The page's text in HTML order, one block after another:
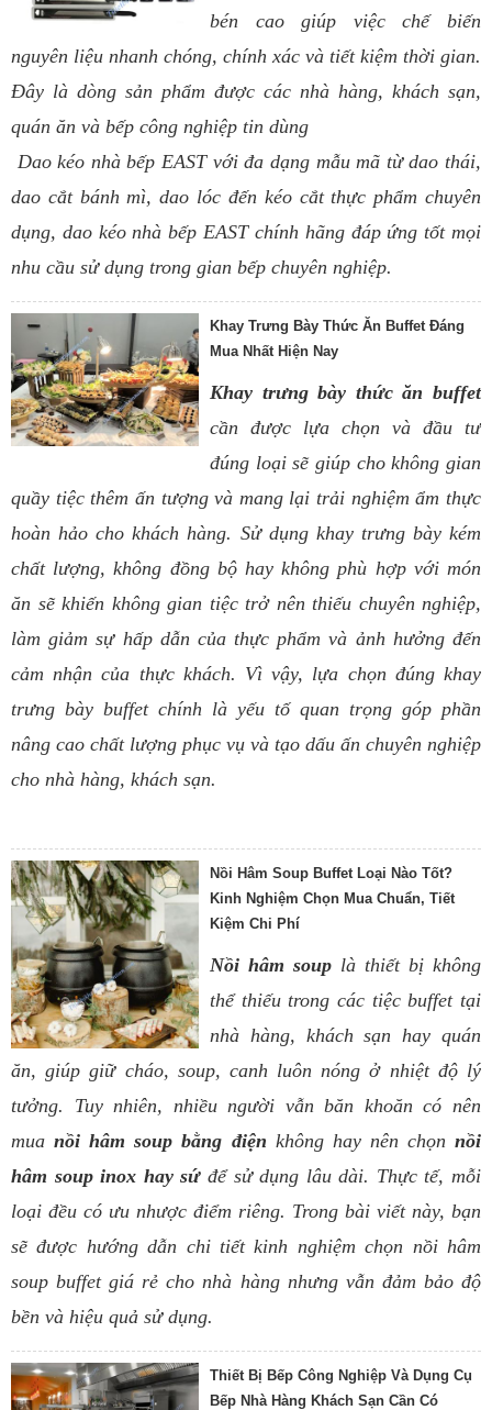
bén cao giúp việc chế biến
nguyên liệu nhanh chóng, chính xác và tiết kiệm thời gian.
Đây là dòng sản phẩm được các nhà hàng, khách sạn,
quán ăn và bếp công nghiệp tin dùng
Dao kéo nhà bếp EAST với đa dạng mẫu mã từ dao thái,
dao cắt bánh mì, dao lóc đến kéo cắt thực phẩm chuyên
dụng, dao kéo nhà bếp EAST chính hãng đáp ứng tốt mọi
nhu cầu sử dụng trong gian bếp chuyên nghiệp.
Khay Trưng Bày Thức Ăn Buffet Đáng
Mua Nhất Hiện Nay
Khay trưng bày thức ăn buffet
cần được lựa chọn và đầu tư
đúng loại sẽ giúp cho không gian
quầy tiệc thêm ấn tượng và mang lại trải nghiệm ẩm thực
hoàn hảo cho khách hàng. Sử dụng khay trưng bày kém
chất lượng, không đồng bộ hay không phù hợp với món
ăn sẽ khiến không gian tiệc trở nên thiếu chuyên nghiệp,
làm giảm sự hấp dẫn của thực phẩm và ảnh hưởng đến
cảm nhận của thực khách. Vì vậy, lựa chọn đúng khay
trưng bày buffet chính là yếu tố quan trọng góp phần
nâng cao chất lượng phục vụ và tạo dấu ấn chuyên nghiệp
cho nhà hàng, khách sạn.
Nồi Hâm Soup Buffet Loại Nào Tốt?
Kinh Nghiệm Chọn Mua Chuẩn, Tiết
Kiệm Chi Phí
Nồi hâm soup là thiết bị không
thể thiếu trong các tiệc buffet tại
nhà hàng, khách sạn hay quán
ăn, giúp giữ cháo, soup, canh luôn nóng ở nhiệt độ lý
tưởng. Tuy nhiên, nhiều người vẫn băn khoăn có nên
muanồi hâm soup bằng điện không hay nên chọnnồi
hâm soup inox hay sứđể sử dụng lâu dài. Thực tế, mỗi
loại đều có ưu nhược điểm riêng. Trong bài viết này, bạn
sẽ được hướng dẫn chi tiết kinh nghiệm chọn nồi hâm
soup buffet giá rẻ cho nhà hàng nhưng vẫn đảm bảo độ
bền và hiệu quả sử dụng.
Thiết Bị Bếp Công Nghiệp Và Dụng Cụ
Bếp Nhà Hàng Khách Sạn Cần Có